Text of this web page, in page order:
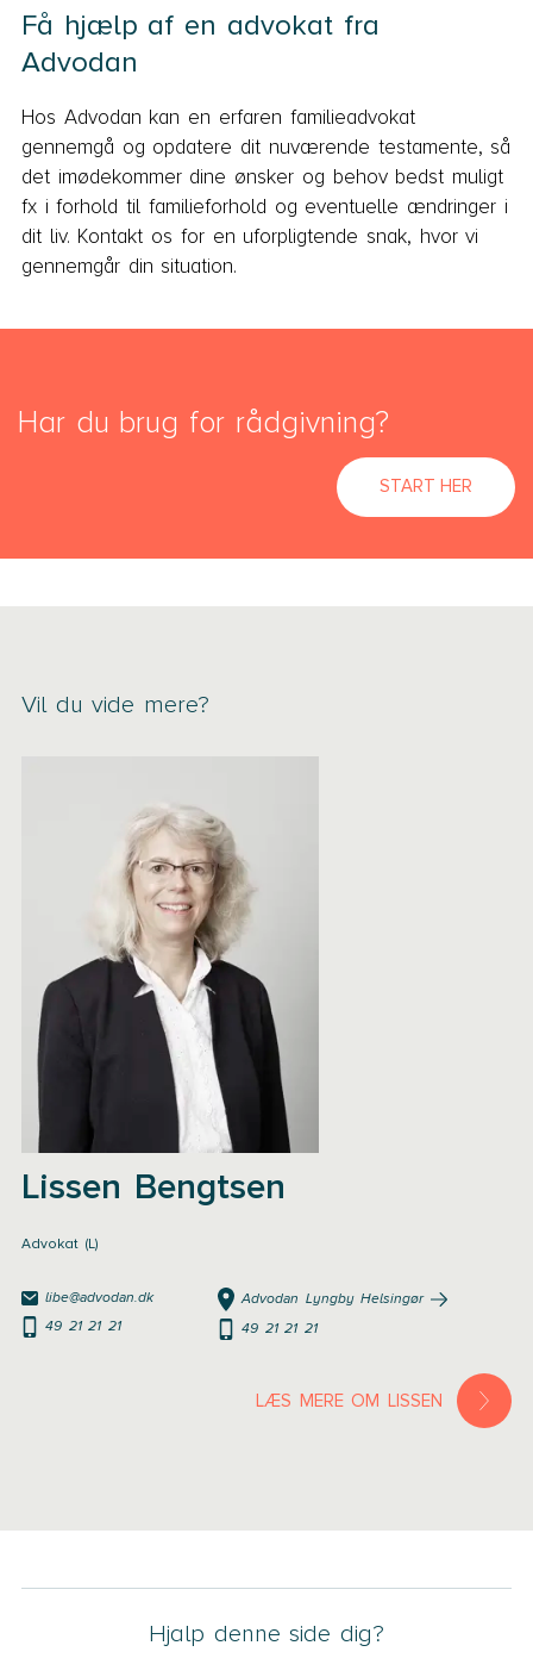
Få hjælp af en advokat fra
Advodan
Hos Advodan kan en erfaren familieadvokat
gennemgå og opdatere dit nuværende testamente, så
det imødekommer dine ønsker og behov bedst muligt
fx i forhold til familieforhold og eventuelle ændringer i
dit liv. Kontakt os for en uforpligtende snak, hvor vi
gennemgår din situation.
Har du brug for rådgivning?
START HER
Vil du vide mere?
Lissen Bengtsen
Advokat (L)
libe@advodan.dk
49 21 21 21
Advodan Lyngby Helsingør
49 21 21 21
LÆS MERE OM LISSEN
Hjalp denne side dig?